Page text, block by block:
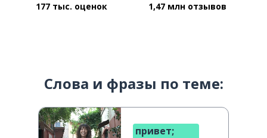
177 тыс. оценок 1,47 млн отзывов
Слова и фразы по теме:
привет;